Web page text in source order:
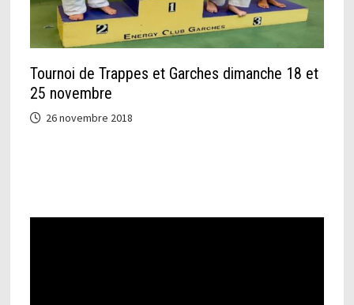
Tournoi de Trappes et Garches dimanche 18 et
25 novembre
26 novembre 2018